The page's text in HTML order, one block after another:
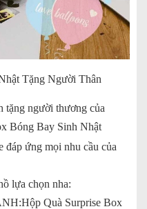
Tặng Người Thân
tặng người thương của
Bóng Bay Sinh Nhật
đáp ứng mọi nhu cầu của
lựa chọn nha:
Quà Surprise Box